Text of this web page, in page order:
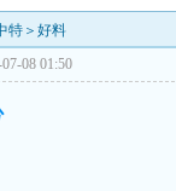
特＞好料
08 01:50